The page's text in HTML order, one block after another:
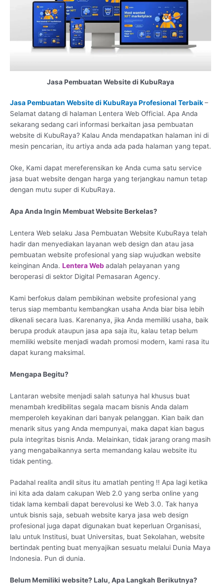
Jasa Pembuatan Website di KubuRaya
Jasa Pembuatan Website di KubuRaya Profesional Terbaik–
Selamat datang di halaman Lentera Web Official. Apa Anda
sekarang sedang cari informasi berkaitan jasa pembuatan
website di KubuRaya? Kalau Anda mendapatkan halaman ini di
mesin pencarian, itu artiya anda ada pada halaman yang tepat.
Oke, Kami dapat mereferensikan ke Anda cuma satu service
jasa buat website dengan harga yang terjangkau namun tetap
dengan mutu super di KubuRaya.
Apa Anda Ingin Membuat Website Berkelas?
Lentera Web selaku Jasa Pembuatan Website KubuRaya telah
hadir dan menyediakan layanan web design dan atau jasa
pembuatan website profesional yang siap wujudkan website
keinginan Anda. Lentera Web adalah pelayanan yang
beroperasi di sektor Digital Pemasaran Agency.
Kami berfokus dalam pembikinan website profesional yang
terus siap membantu kembangkan usaha Anda biar bisa lebih
dikenali secara luas. Karenanya, jika Anda memiliki usaha, baik
berupa produk ataupun jasa apa saja itu, kalau tetap belum
memiliki website menjadi wadah promosi modern, kami rasa itu
dapat kurang maksimal.
Mengapa Begitu?
Lantaran website menjadi salah satunya hal khusus buat
menambah kredibilitas segala macam bisnis Anda dalam
memperoleh keyakinan dari banyak pelanggan. Kian baik dan
menarik situs yang Anda mempunyai, maka dapat kian bagus
pula integritas bisnis Anda. Melainkan, tidak jarang orang masih
yang mengabaikannya serta memandang kalau website itu
tidak penting.
Padahal realita andil situs itu amatlah penting !! Apa lagi ketika
ini kita ada dalam cakupan Web 2.0 yang serba online yang
tidak lama kembali dapat berevolusi ke Web 3.0. Tak hanya
untuk bisnis saja, sebuah website karya jasa web design
profesional juga dapat digunakan buat keperluan Organisasi,
lalu untuk Institusi, buat Universitas, buat Sekolahan, website
bertindak penting buat menyajikan sesuatu melalui Dunia Maya
Indonesia. Pun di dunia.
Belum Memiliki website? Lalu, Apa Langkah Berikutnya?